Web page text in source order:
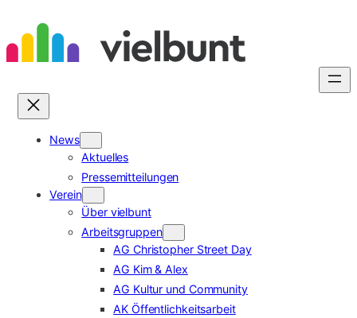
Inhalt
springen
News
Aktuelles
Pressemitteilungen
Verein
Über vielbunt
Arbeitsgruppen
AG Christopher Street Day
AG Kim & Alex
AG Kultur und Community
AK Öffentlichkeitsarbeit